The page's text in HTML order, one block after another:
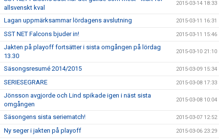
allsvenskt kval
2015-03-14 18:33
Lagan uppmärksammar lördagens avslutning 2015-03-11 16:31
SST NET Falcons bjuder in! 2015-03-11 15:46
Jakten på playoff fortsätter i sista omgången på lördag
13.30
2015-03-10 21:10
Säsongsresumé 2014/2015 2015-03-09 15:34
SERIESEGRARE 2015-03-08 17:33
Jönsson avgjorde och Lind spikade igen i näst sista
omgången
2015-03-08 10:04
Säsongens sista seriematch! 2015-03-07 12:52
Ny seger i jakten på playoff 2015-03-06 23:29